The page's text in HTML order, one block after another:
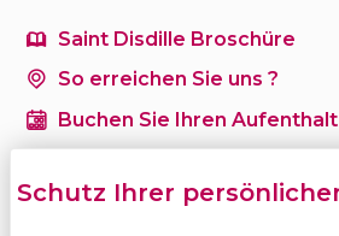
Saint Disdille Broschüre
So erreichen Sie uns ?
Buchen Sie Ihren Aufenthalt